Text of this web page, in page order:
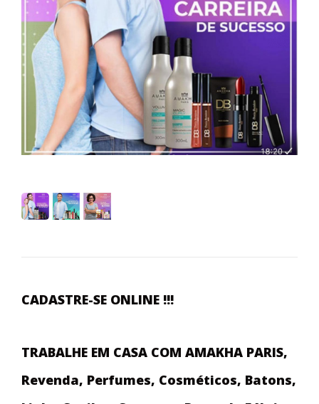
CADASTRE-SE ONLINE !!!
TRABALHE EM CASA COM AMAKHA PARIS,
Revenda, Perfumes, Cosméticos, Batons,